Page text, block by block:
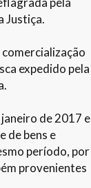
Justiça.
expedido pela
de 2017 e
de bens e
período, por
provenientes